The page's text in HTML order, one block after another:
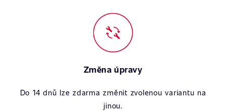
Změna úpravy
Do 14 dnů lze zdarma změnit zvolenou variantu na
jinou.